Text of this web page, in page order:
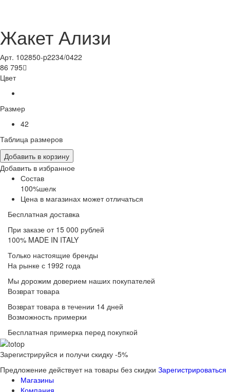
Жакет Ализи
Арт. 102850-p2234/0422
86 795
Цвет
Размер
42
Таблица размеров
Добавить в корзину
Добавить в избранное
Состав
100%шелк
Цена в магазинах может отличаться
Бесплатная доставка
При заказе от 15 000 рублей
100% MADE IN ITALY
Только настоящие бренды
На рынке с 1992 года
Мы дорожим доверием наших покупателей
Возврат товара
Возврат товара в течении 14 дней
Возможность примерки
Бесплатная примерка перед покупкой
Зарегистрируйся и получи скидку -5%
Предложение действует на товары без скидки Зарегистрироваться
Магазины
Компания